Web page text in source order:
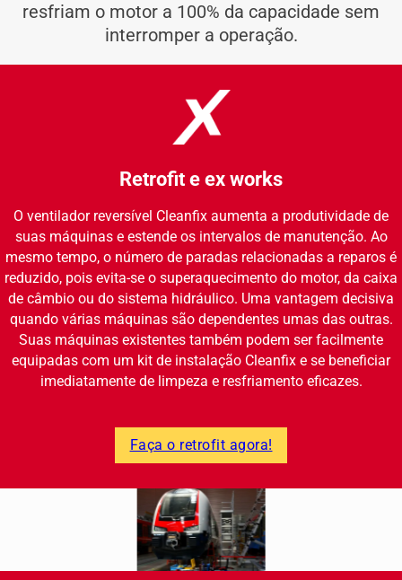
resfriam o motor a 100% da capacidade sem
interromper a operação.
Retrofit e ex works
O ventilador reversível Cleanfix aumenta a produtividade de
suas máquinas e estende os intervalos de manutenção. Ao
mesmo tempo, o número de paradas relacionadas a reparos é
reduzido, pois evita-se o superaquecimento do motor, da caixa
de câmbio ou do sistema hidráulico. Uma vantagem decisiva
quando várias máquinas são dependentes umas das outras.
Suas máquinas existentes também podem ser facilmente
equipadas com um kit de instalação Cleanfix e se beneficiar
imediatamente de limpeza e resfriamento eficazes.
Faça o retrofit agora!